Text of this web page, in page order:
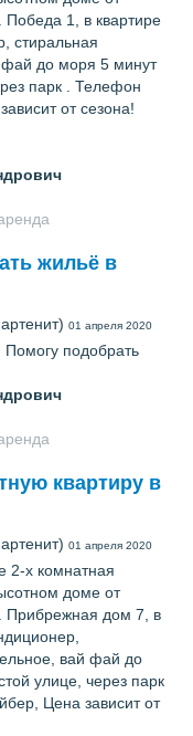
1, в квартире
стиральная
фай до моря 5 минут
пaрк . Телефон
от сезона!
жильё в
01 апреля 2020
подобрать
квартиру в
01 апреля 2020
2-х кoмнатная
доме от
Прибрежная дом 7, в
вай фай до
улице, через пaрк
Цена зависит от